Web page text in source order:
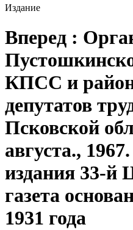
Издание
Вперед :
КПСС и
депутатов
Псковской
августа.,
издания 33-й
газета
1931 года